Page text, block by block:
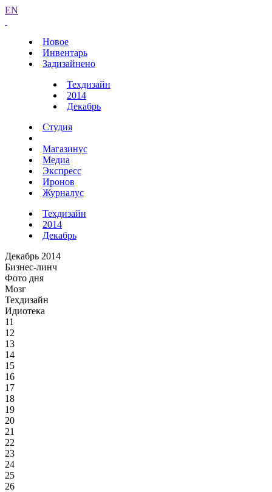
EN
Новое
Инвентарь
Задизайнено
Техдизайн
2014
Декабрь
Студия
Магазинус
Медиа
Экспресс
Иронов
Журналус
Техдизайн
2014
Декабрь
Декабрь 2014
Бизнес-линч
Фото дня
Мозг
Техдизайн
Идиотека
11
12
13
14
15
16
17
18
19
20
21
22
23
24
25
26